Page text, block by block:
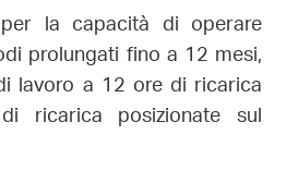
la capacità di operare
prolungati fino a 12 mesi,
lavoro a 12 ore di ricarica
ricarica posizionate sul